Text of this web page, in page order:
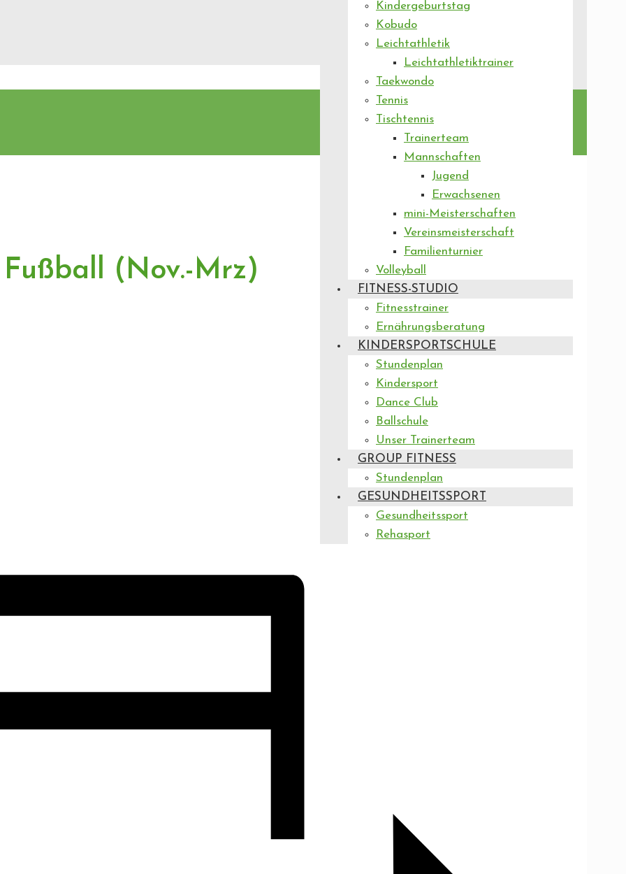
Kindergeburtstag
Kobudo
Leichtathletik
Leichtathletiktrainer
Taekwondo
Tennis
Tischtennis
Trainerteam
Mannschaften
Jugend
Erwachsenen
mini-Meisterschaften
Vereinsmeisterschaft
Familienturnier
Volleyball
FITNESS-STUDIO
Fitnesstrainer
Ernährungsberatung
KINDERSPORTSCHULE
Stundenplan
Kindersport
Dance Club
Ballschule
Unser Trainerteam
GROUP FITNESS
Stundenplan
GESUNDHEITSSPORT
Gesundheitssport
Rehasport
(Nov.-Mrz)